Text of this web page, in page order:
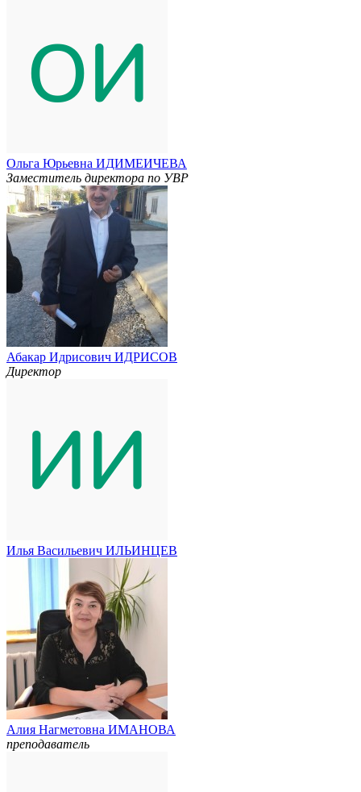
Ольга Юрьевна ИДИМЕИЧЕВА
Заместитель директора по УВР
Абакар Идрисович ИДРИСОВ
Директор
Илья Васильевич ИЛЬИНЦЕВ
Алия Нагметовна ИМАНОВА
преподаватель